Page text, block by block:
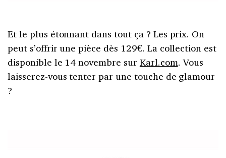
Et le plus étonnant dans tout ça ? Les prix. On
peut s’offrir une pièce dès 129€. La collection est
disponible le 14 novembre sur Karl.com. Vous
laisserez-vous tenter par une touche de glamour
?